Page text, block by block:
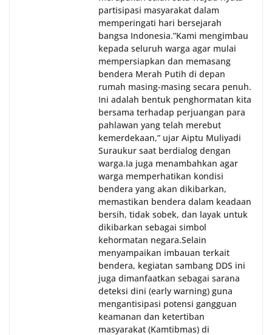
partisipasi masyarakat dalam
memperingati hari bersejarah
bangsa Indonesia.‎‎”Kami mengimbau
kepada seluruh warga agar mulai
mempersiapkan dan memasang
bendera Merah Putih di depan
rumah masing-masing secara penuh.
Ini adalah bentuk penghormatan kita
bersama terhadap perjuangan para
pahlawan yang telah merebut
kemerdekaan,” ujar Aiptu Muliyadi
Suraukur saat berdialog dengan
warga.‎‎Ia juga menambahkan agar
warga memperhatikan kondisi
bendera yang akan dikibarkan,
memastikan bendera dalam keadaan
bersih, tidak sobek, dan layak untuk
dikibarkan sebagai simbol
kehormatan negara.‎‎‎Selain
menyampaikan imbauan terkait
bendera, kegiatan sambang DDS ini
juga dimanfaatkan sebagai sarana
deteksi dini (early warning) guna
mengantisipasi potensi gangguan
keamanan dan ketertiban
masyarakat (Kamtibmas) di